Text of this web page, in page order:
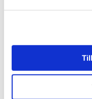
statslige
|1. maj 2023|
Lægemiddelstyrelsen
sundhedsministeren